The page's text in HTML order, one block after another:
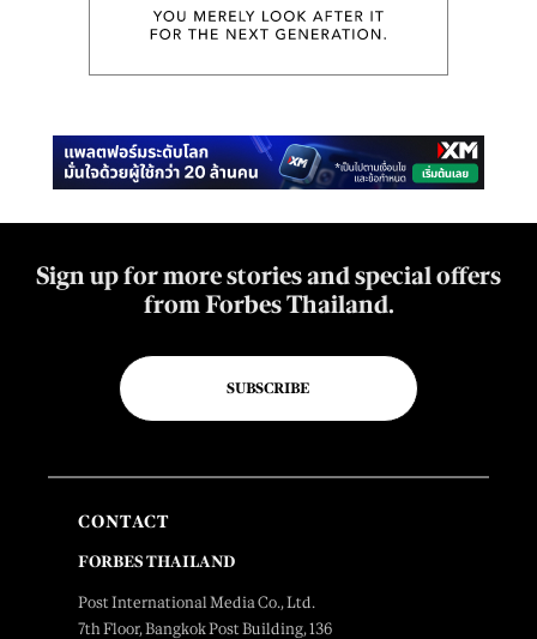
Sign up for more stories and special offers
from Forbes Thailand.
SUBSCRIBE
CONTACT
FORBES THAILAND
Post International Media Co., Ltd.
7th Floor, Bangkok Post Building, 136